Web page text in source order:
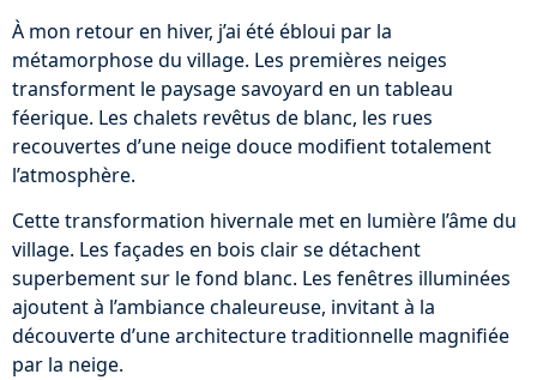
À mon retour en hiver, j’ai été ébloui par la
métamorphose du village. Les premières neiges
transforment le paysage savoyard en un tableau
féerique. Les chalets revêtus de blanc, les rues
recouvertes d’une neige douce modifient totalement
l’atmosphère.
Cette transformation hivernale met en lumière l’âme du
village. Les façades en bois clair se détachent
superbement sur le fond blanc. Les fenêtres illuminées
ajoutent à l’ambiance chaleureuse, invitant à la
découverte d’une architecture traditionnelle magnifiée
par la neige.